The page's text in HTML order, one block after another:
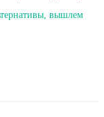
вышлем